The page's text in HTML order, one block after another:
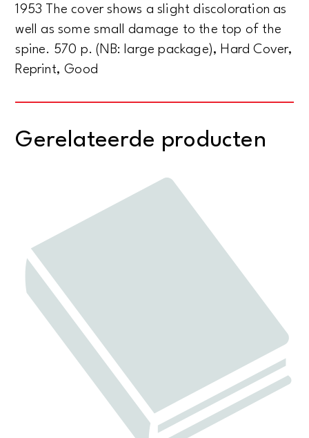
1953 The cover shows a slight discoloration as
well as some small damage to the top of the
spine. 570 p. (NB: large package), Hard Cover,
Reprint, Good
Gerelateerde producten